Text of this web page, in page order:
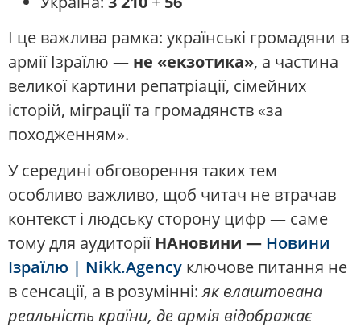
І це важлива рамка: українські громадяни в
армії Ізраїлю — не «екзотика», а частина
великої картини репатріації, сімейних
історій, міграції та громадянств «за
походженням».
У середині обговорення таких тем
особливо важливо, щоб читач не втрачав
контекст і людську сторону цифр — саме
тому для аудиторіїНАновини — Новини
Ізраїлю | Nikk.Agency ключове питання не
в сенсації, а в розумінні:як влаштована
реальність країни, де армія відображає